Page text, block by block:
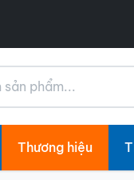
Thương hiệu